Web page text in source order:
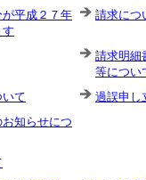
が平成２７年
請求に
請求明細
等につい
て
過誤申し
知らせにつ